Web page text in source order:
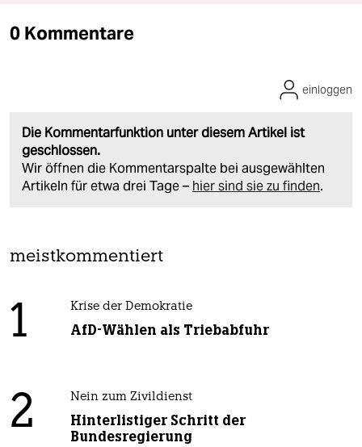
0 Kommentare
Die Kommentarfunktion unter diesem Artikel ist
geschlossen.
Wir öffnen die Kommentarspalte bei ausgewählten
Artikeln für etwa drei Tage – hier sind sie zu finden.
einloggen
meistkommentiert
1 Krise der Demokratie
AfD-Wählen als Triebabfuhr
2 Nein zum Zivildienst
Hinterlistiger Schritt der
Bundesregierung